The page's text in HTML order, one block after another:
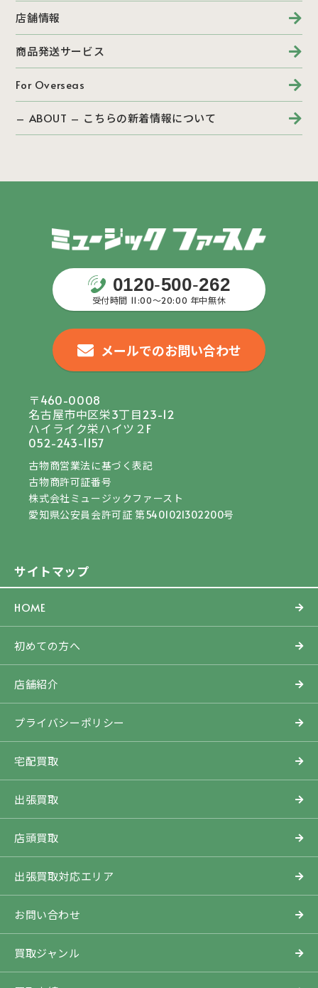
店舗情報
商品発送サービス
For Overseas
– ABOUT – こちらの新着情報について
サイトマップ
HOME
初めての方へ
店舗紹介
プライバシーポリシー
宅配買取
出張買取
店頭買取
出張買取対応エリア
お問い合わせ
買取ジャンル
0120-500-262
受付時間 11:00〜20:00 年中無休
メールでのお問い合わせ
〒460-0008
名古屋市中区栄3丁目23-12
ハイライク栄ハイツ２F
052-243-1157
古物商営業法に基づく表記
古物商許可証番号
株式会社ミュージックファースト
愛知県公安員会許可証 第5401021302200号